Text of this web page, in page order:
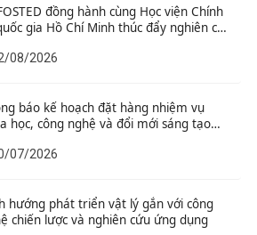
đồng hành cùng Học viện Chính
gia Hồ Chí Minh thúc đẩy nghiên cứu
08/2026
báo kế hoạch đặt hàng nhiệm vụ
học, công nghệ và đổi mới sáng tạo
cứu khoa học tổng kết thi hành, đề
sửa đổi, bổ sung toàn diện Hiến pháp
07/2026
hướng phát triển vật lý gắn với công
chiến lược và nghiên cứu ứng dụng